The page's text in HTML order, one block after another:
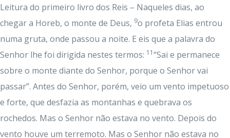
Leitura do primeiro livro dos Reis – Naqueles dias, ao
chegar a Horeb, o monte de Deus, 9o profeta Elias entrou
numa gruta, onde passou a noite. E eis que a palavra do
Senhor lhe foi dirigida nestes termos: 11“Sai e permanece
sobre o monte diante do Senhor, porque o Senhor vai
passar”. Antes do Senhor, porém, veio um vento impetuoso
e forte, que desfazia as montanhas e quebrava os
rochedos. Mas o Senhor não estava no vento. Depois do
vento houve um terremoto. Mas o Senhor não estava no